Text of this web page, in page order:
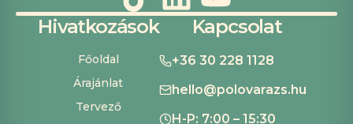
Hivatkozások
Főoldal
Árajánlat
Tervező
Kapcsolat
+36 30 228 1128
hello@polovarazs.hu
H-P: 7:00 – 15:30